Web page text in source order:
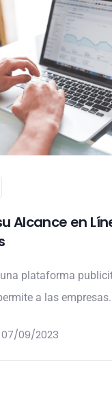
Alcance en
plataforma
a las
07/09/2023